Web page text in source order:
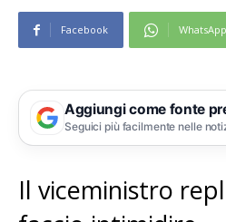
Facebook WhatsApp
Aggiungi come fonte
Seguici più facilmente nelle
Il viceministro